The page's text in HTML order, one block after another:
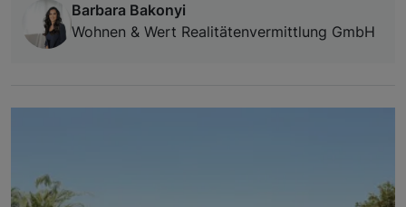
Barbara Bakonyi
Wohnen & Wert Realitätenvermittlung GmbH